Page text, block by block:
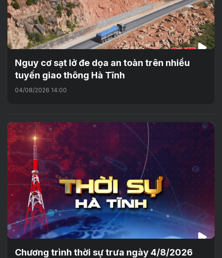
Nguy cơ sạt lở đe dọa an toàn trên nhiều
tuyến giao thông Hà Tĩnh
04/08/2026 14:00
Chương trình thời sự trưa ngày 4/8/2026